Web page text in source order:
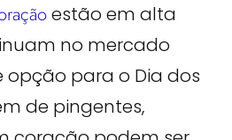
estão em alta
no mercado
opção para o Dia dos
de pingentes,